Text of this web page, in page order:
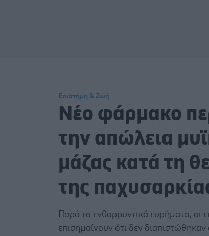
Επιστήμη & Ζωή
Νέο φάρμακο
την απώλεια
μάζας κατά τη
της
Παρά τα ενθαρρυντικά ευρήματα, οι
επισημαίνουν ότι δεν διαπιστώθηκαν